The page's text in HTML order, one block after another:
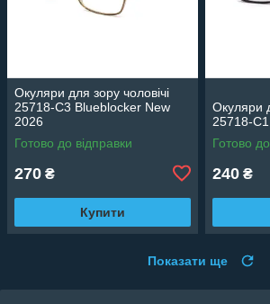
Окуляри для зору чоловічі
25718-C3 Blueblocker New
2026
Готово до відправки
270 ₴
Купити
Окуляри
25718-
Готово
240 ₴
Показати ще